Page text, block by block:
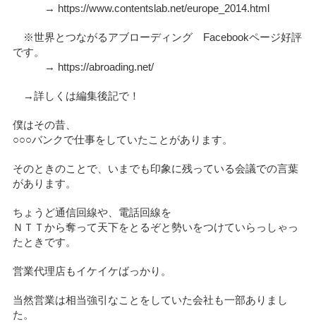
→ https://www.contentslab.net/europe_2014.html
※世界とつながるアブローディング Facebookページ好評
です。
→ https://abroading.net/
→詳しくは編集後記で！
僕はその昔、
○○○バンクで仕事をしていたことがあります。
そのときのことで、いまでも印象に残っている会議での言葉
があります。
ちょうど通信回線や、電話回線を
ＮＴＴから奪って天下をとるぞと勢いをつけていらっしゃっ
たときです。
営業代理店もイケイケばっかり。
当然営業は相当強引なことをしていた会社も一部ありまし
た。